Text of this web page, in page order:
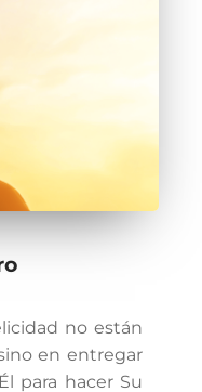
no están
en entregar
para hacer Su